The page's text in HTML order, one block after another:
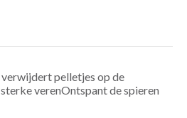
pelletjes op de
verenOntspant de spieren